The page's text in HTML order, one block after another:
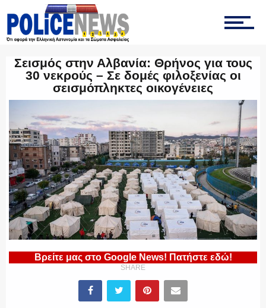
ΕΚΑΜ
ΕΛΛΗΝΙΚΗ ΑΣΤΥΝΟΜΙΑ
ΠΥΡΟΣΒΕΣΤΙΚΗ
Σεισμός στην Αλβανία: Θρήνος για τους
30 νεκρούς – Σε δομές φιλοξενίας οι
σεισμόπληκτες οικογένειες
Βρείτε μας στο Google News! Πατήστε εδώ!
SHARE